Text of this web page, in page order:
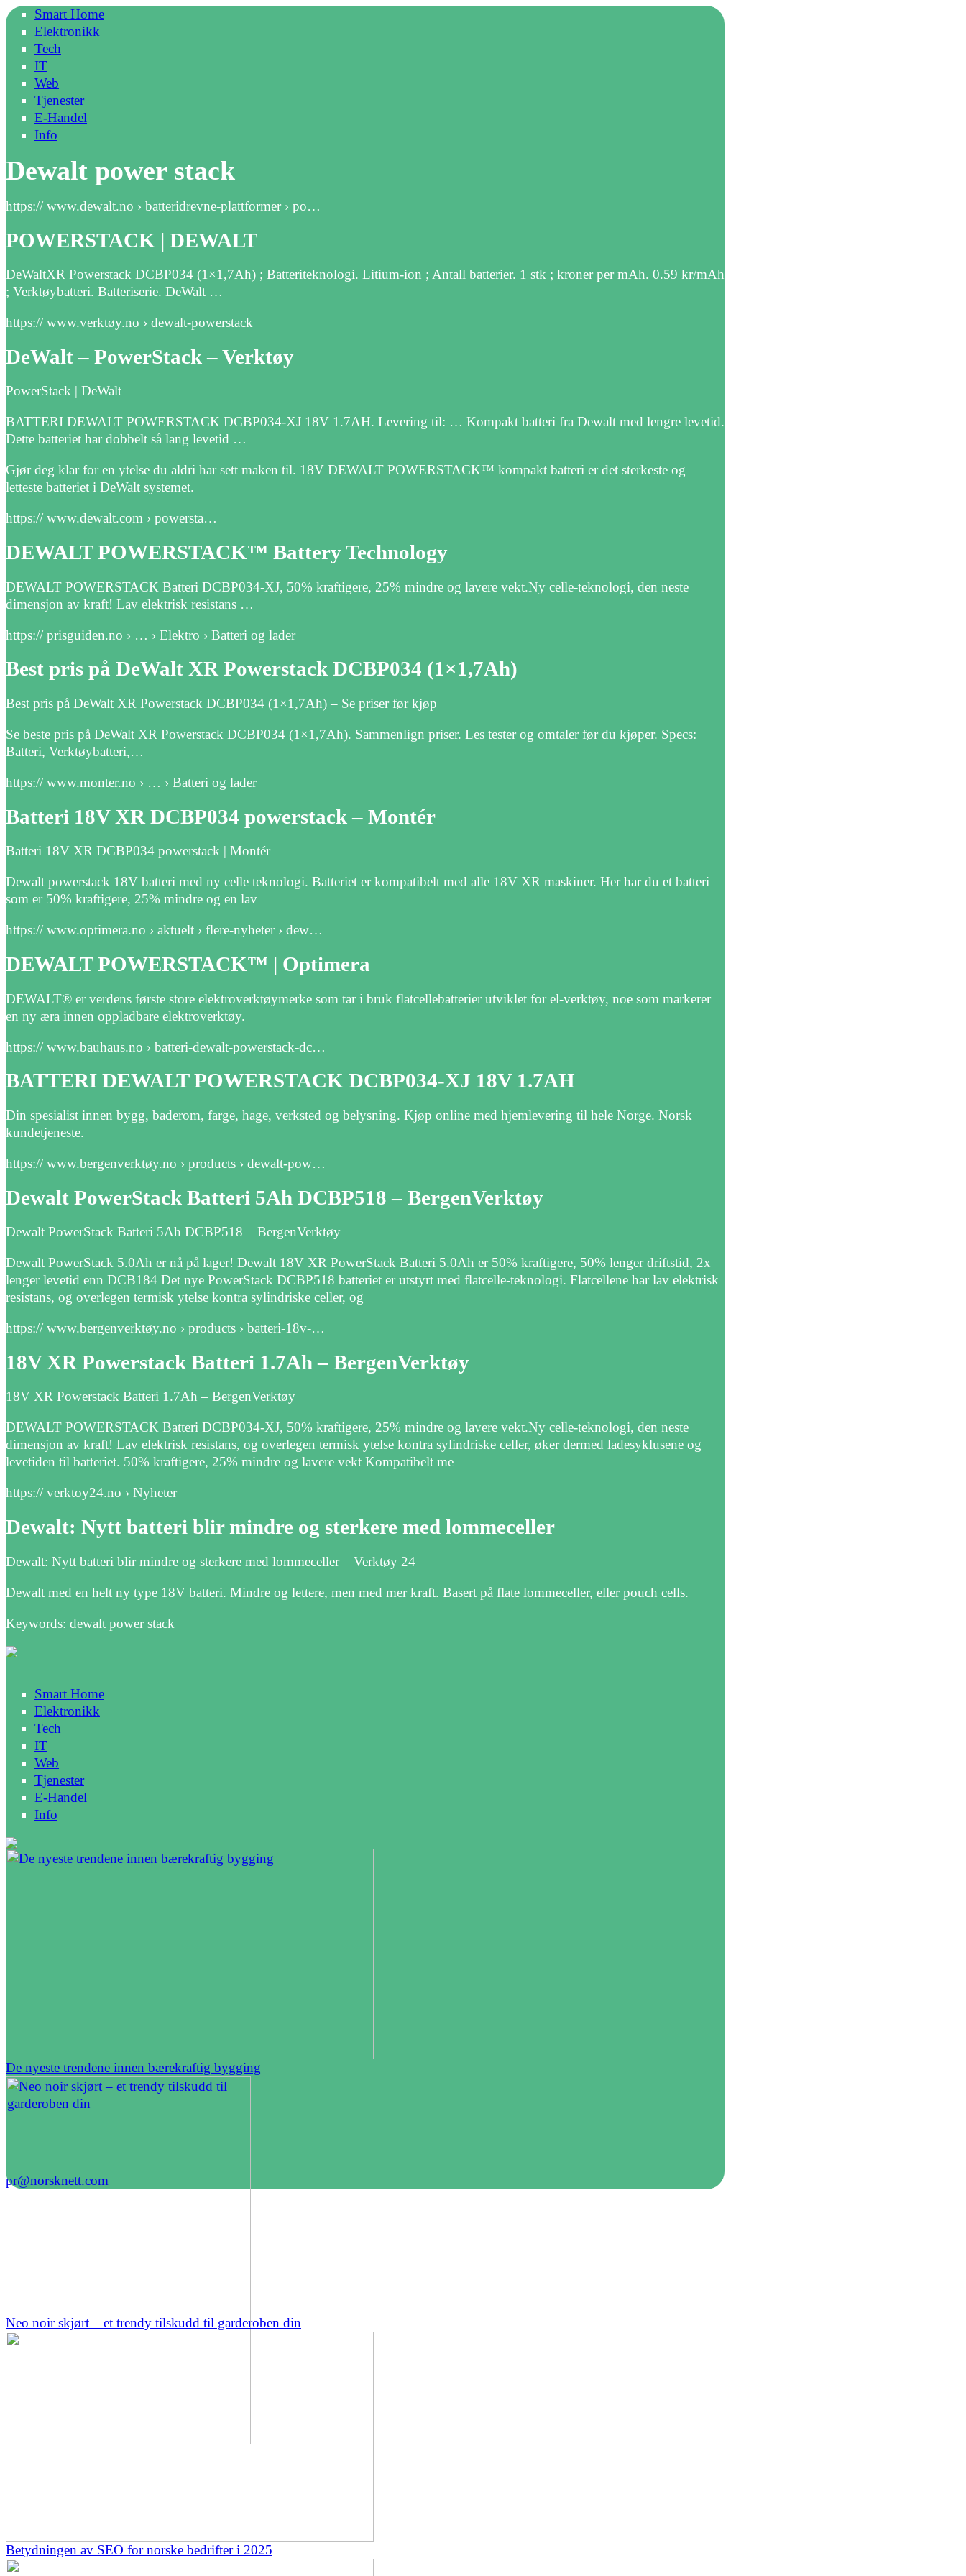
Smart Home
Elektronikk
Tech
IT
Web
Tjenester
E-Handel
Info
Dewalt power stack
https:// www.dewalt.no › batteridrevne-plattformer › po…
POWERSTACK | DEWALT
DeWaltXR Powerstack DCBP034 (1×1,7Ah) ; Batteriteknologi. Litium-ion ; Antall batterier. 1 stk ; kroner per mAh. 0.59 kr/mAh
; Verktøybatteri. Batteriserie. DeWalt …
https:// www.verktøy.no › dewalt-powerstack
DeWalt – PowerStack – Verktøy
PowerStack | DeWalt
BATTERI DEWALT POWERSTACK DCBP034-XJ 18V 1.7AH. Levering til: … Kompakt batteri fra Dewalt med lengre levetid.
Dette batteriet har dobbelt så lang levetid …
Gjør deg klar for en ytelse du aldri har sett maken til. 18V DEWALT POWERSTACK™ kompakt batteri er det sterkeste og
letteste batteriet i DeWalt systemet.
https:// www.dewalt.com › powersta…
DEWALT POWERSTACK™ Battery Technology
DEWALT POWERSTACK Batteri DCBP034-XJ, 50% kraftigere, 25% mindre og lavere vekt.Ny celle-teknologi, den neste
dimensjon av kraft! Lav elektrisk resistans …
https:// prisguiden.no › … › Elektro › Batteri og lader
Best pris på DeWalt XR Powerstack DCBP034 (1×1,7Ah)
Best pris på DeWalt XR Powerstack DCBP034 (1×1,7Ah) – Se priser før kjøp
Se beste pris på DeWalt XR Powerstack DCBP034 (1×1,7Ah). Sammenlign priser. Les tester og omtaler før du kjøper. Specs:
Batteri, Verktøybatteri,…
https:// www.monter.no › … › Batteri og lader
Batteri 18V XR DCBP034 powerstack – Montér
Batteri 18V XR DCBP034 powerstack | Montér
Dewalt powerstack 18V batteri med ny celle teknologi. Batteriet er kompatibelt med alle 18V XR maskiner. Her har du et batteri
som er 50% kraftigere, 25% mindre og en lav
https:// www.optimera.no › aktuelt › flere-nyheter › dew…
DEWALT POWERSTACK™ | Optimera
DEWALT® er verdens første store elektroverktøymerke som tar i bruk flatcellebatterier utviklet for el-verktøy, noe som markerer
en ny æra innen oppladbare elektroverktøy.
https:// www.bauhaus.no › batteri-dewalt-powerstack-dc…
BATTERI DEWALT POWERSTACK DCBP034-XJ 18V 1.7AH
Din spesialist innen bygg, baderom, farge, hage, verksted og belysning. Kjøp online med hjemlevering til hele Norge. Norsk
kundetjeneste.
https:// www.bergenverktøy.no › products › dewalt-pow…
Dewalt PowerStack Batteri 5Ah DCBP518 – BergenVerktøy
Dewalt PowerStack Batteri 5Ah DCBP518 – BergenVerktøy
Dewalt PowerStack 5.0Ah er nå på lager! Dewalt 18V XR PowerStack Batteri 5.0Ah er 50% kraftigere, 50% lenger driftstid, 2x
lenger levetid enn DCB184 Det nye PowerStack DCBP518 batteriet er utstyrt med flatcelle-teknologi. Flatcellene har lav elektrisk
resistans, og overlegen termisk ytelse kontra sylindriske celler, og
https:// www.bergenverktøy.no › products › batteri-18v-…
18V XR Powerstack Batteri 1.7Ah – BergenVerktøy
18V XR Powerstack Batteri 1.7Ah – BergenVerktøy
DEWALT POWERSTACK Batteri DCBP034-XJ, 50% kraftigere, 25% mindre og lavere vekt.Ny celle-teknologi, den neste
dimensjon av kraft! Lav elektrisk resistans, og overlegen termisk ytelse kontra sylindriske celler, øker dermed ladesyklusene og
levetiden til batteriet. 50% kraftigere, 25% mindre og lavere vekt Kompatibelt me
https:// verktoy24.no › Nyheter
Dewalt: Nytt batteri blir mindre og sterkere med lommeceller
Dewalt: Nytt batteri blir mindre og sterkere med lommeceller – Verktøy 24
Dewalt med en helt ny type 18V batteri. Mindre og lettere, men med mer kraft. Basert på flate lommeceller, eller pouch cells.
Keywords: dewalt power stack
Smart Home
Elektronikk
Tech
IT
Web
Tjenester
E-Handel
Info
De nyeste trendene innen bærekraftig bygging
Neo noir skjørt – et trendy tilskudd til garderoben din
Betydningen av SEO for norske bedrifter i 2025
pr@norsknett.com